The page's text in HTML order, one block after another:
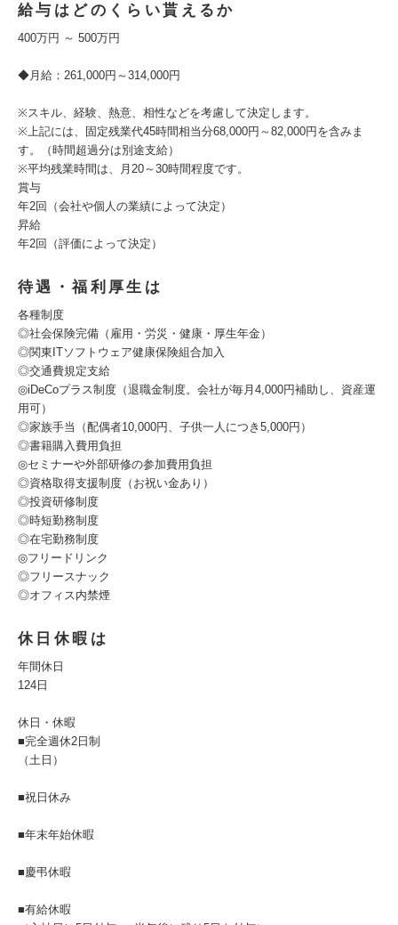
給与はどのくらい貰えるか
400万円 ～ 500万円
◆月給：261,000円～314,000円
※スキル、経験、熱意、相性などを考慮して決定します。
※上記には、固定残業代45時間相当分68,000円～82,000円を含みま
す。（時間超過分は別途支給）
※平均残業時間は、月20～30時間程度です。
賞与
年2回（会社や個人の業績によって決定）
昇給
年2回（評価によって決定）
待遇・福利厚生は
各種制度
◎社会保険完備（雇用・労災・健康・厚生年金）
◎関東ITソフトウェア健康保険組合加入
◎交通費規定支給
◎iDeCoプラス制度（退職金制度。会社が毎月4,000円補助し、資産運
用可）
◎家族手当（配偶者10,000円、子供一人につき5,000円）
◎書籍購入費用負担
◎セミナーや外部研修の参加費用負担
◎資格取得支援制度（お祝い金あり）
◎投資研修制度
◎時短勤務制度
◎在宅勤務制度
◎フリードリンク
◎フリースナック
◎オフィス内禁煙
休日休暇は
年間休日
124日
休日・休暇
■完全週休2日制
（土日）
■祝日休み
■年末年始休暇
■慶弔休暇
■有給休暇